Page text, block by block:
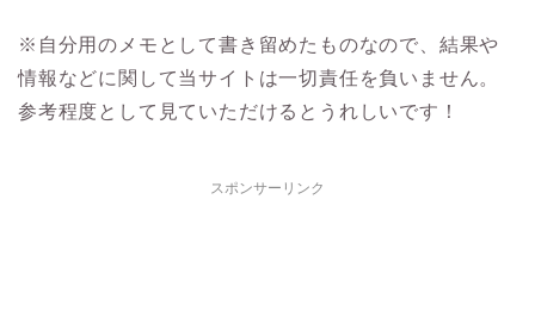
※自分用のメモとして書き留めたものなので、結果や
情報などに関して当サイトは一切責任を負いません。
参考程度として見ていただけるとうれしいです！
スポンサーリンク